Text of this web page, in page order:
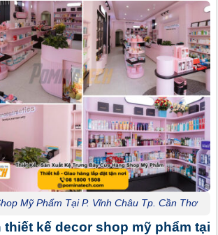
Mỹ Phẩm Tại P. Vĩnh Châu Tp. Cần Thơ
thiết kế decor shop mỹ phẩm tại